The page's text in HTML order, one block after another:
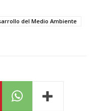
del Medio Ambiente